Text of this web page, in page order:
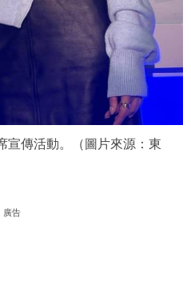
宣傳活動。（圖片來源：東
廣告